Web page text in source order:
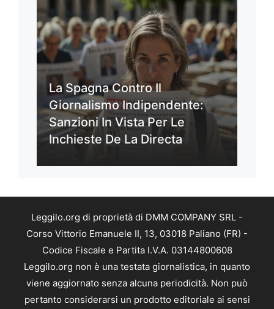
La Spagna Contro Il
Giornalismo Indipendente:
Sanzioni In Vista Per Le
Inchieste De La Directa
Leggilo.org di proprietà di DMM COMPANY SRL -
Corso Vittorio Emanuele II, 13, 03018 Paliano (FR) -
Codice Fiscale e Partita I.V.A. 03144800608
Leggilo.org non è una testata giornalistica, in quanto
viene aggiornato senza alcuna periodicità. Non può
pertanto considerarsi un prodotto editoriale ai sensi